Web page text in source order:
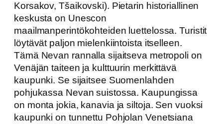
Korsakov, Tšaikovski). Pietarin historiallinen
keskusta on Unescon
maailmanperintökohteiden luettelossa. Turistit
löytävät paljon mielenkiintoista itselleen.
Tämä Nevan rannalla sijaitseva metropoli on
Venäjän taiteen ja kulttuurin merkittävä
kaupunki. Se sijaitsee Suomenlahden
pohjukassa Nevan suistossa. Kaupungissa
on monta jokia, kanavia ja siltoja. Sen vuoksi
kaupunki on tunnettu Pohjolan Venetsiana